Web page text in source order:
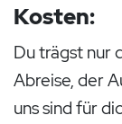
Kosten:
Du trägst nur
Abreise, der
uns sind für